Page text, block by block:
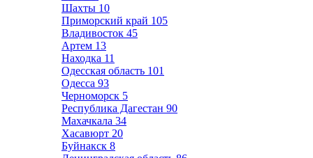
Шахты 10
Приморский край 105
Владивосток 45
Артем 13
Находка 11
Одесская область 101
Одесса 93
Черноморск 5
Республика Дагестан 90
Махачкала 34
Хасавюрт 20
Буйнакск 8